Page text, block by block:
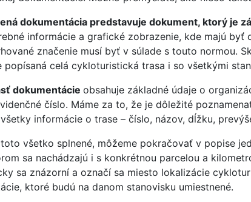
dokumentácia predstavuje dokument, ktorý je
informácie a grafické zobrazenie, kde majú
značenie musí byť v súlade s touto normou.
popísaná celá cykloturistická trasa i so všetkými
dokumentácie obsahuje základné údaje o
číslo. Máme za to, že je dôležité
informácie o trase – číslo, názov, dĺžku,
všetko splnené, môžeme pokračovať v popise
sa nachádzajú i s konkrétnou parcelou a
sa znázorní a označí sa miesto lokalizácie
ktoré budú na danom stanovisku umiestnené.